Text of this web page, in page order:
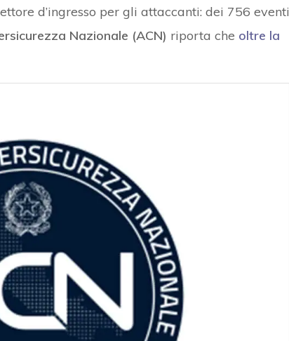
d’ingresso per gli attaccanti: dei 756 eventi
Nazionale (ACN) riporta che oltre la